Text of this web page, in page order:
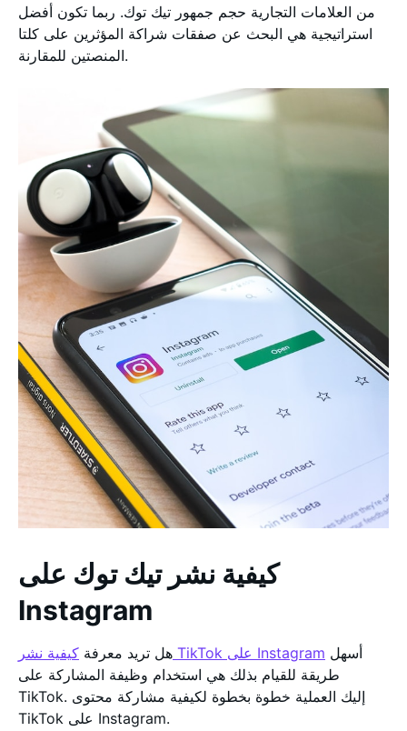
من العلامات التجارية حجم جمهور تيك توك. ربما تكون أفضل
استراتيجية هي البحث عن صفقات شراكة المؤثرين على كلتا
المنصتين للمقارنة.
كيفية نشر تيك توك على
Instagram
هل تريد معرفة كيفية نشر TikTok على Instagram
طريقة للقيام بذلك هي استخدام وظيفة المشاركة على
TikTok. إليك العملية خطوة بخطوة لكيفية مشاركة محتوى
TikTok على Instagram.